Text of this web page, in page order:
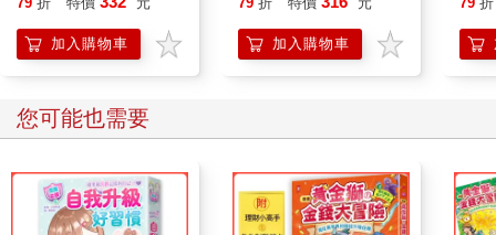
加入購物車 加入購物車
您可能也需要